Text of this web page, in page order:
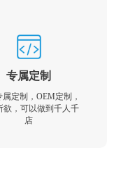
专属定制
属定制，OEM定制，
欲，可以做到千人千
店